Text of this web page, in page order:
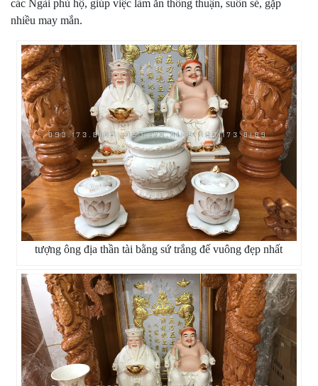
các Ngài phù hộ, giúp việc làm ăn thông thuận, suôn sẻ, gặp
nhiều may mắn.
tượng ông địa thần tài bằng sứ trắng đế vuông đẹp nhất